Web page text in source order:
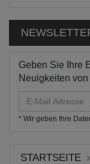
Geben Sie Ihre
Neuigkeiten
Mail
Adresse
* Wir geben Ihre
STARTSEITE